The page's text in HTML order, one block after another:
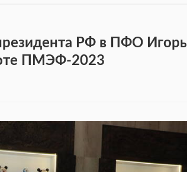
РФ в ПФО Игорь
ПМЭФ-2023